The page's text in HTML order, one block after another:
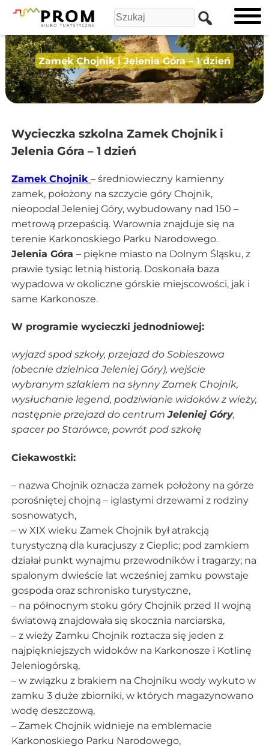
Zamek Chojnik i Jelenia Góra – 1 dzień
Wycieczka szkolna Zamek Chojnik i
Jelenia Góra – 1 dzień
Zamek Chojnik – średniowieczny kamienny
zamek, położony na szczycie góry Chojnik,
nieopodal Jeleniej Góry, wybudowany nad 150 –
metrową przepaścią. Warownia znajduje się na
terenie Karkonoskiego Parku Narodowego.
Jelenia Góra – piękne miasto na Dolnym Śląsku, z
prawie tysiąc letnią historią. Doskonała baza
wypadowa w okoliczne górskie miejscowości, jak i
same Karkonosze.
W programie wycieczki jednodniowej:
wyjazd spod szkoły, przejazd do Sobieszowa
(obecnie dzielnica Jeleniej Góry), wejście
wybranym szlakiem na słynny Zamek Chojnik,
wysłuchanie legend, podziwianie widoków z wieży,
następnie przejazd do centrumJeleniej Góry,
spacer po Starówce, powrót pod szkołę
Ciekawostki:
– nazwa Chojnik oznacza zamek położony na górze
porośniętej chojną – iglastymi drzewami z rodziny
sosnowatych,
– w XIX wieku Zamek Chojnik był atrakcją
turystyczną dla kuracjuszy z Cieplic; pod zamkiem
działał punkt wynajmu przewodników i tragarzy; na
spalonym dwieście lat wcześniej zamku powstaje
gospoda oraz schronisko turystyczne,
– na północnym stoku góry Chojnik przed II wojną
światową znajdowała się skocznia narciarska,
– z wieży Zamku Chojnik roztacza się jeden z
najpiękniejszych widoków na Karkonosze i Kotlinę
Jeleniogórską,
– w związku z brakiem na Chojniku wody wykuto w
zamku 3 duże zbiorniki, w których magazynowano
wodę deszczową,
– Zamek Chojnik widnieje na emblemacie
Karkonoskiego Parku Narodowego,